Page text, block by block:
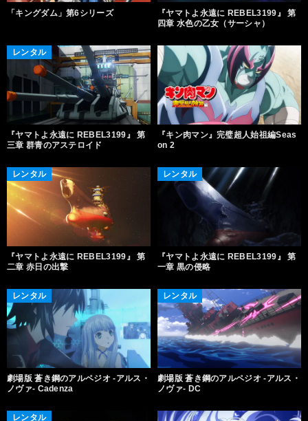
「キングダム」第6シリーズ
『ヤマトよ永遠に REBEL3199』 第
四章 水色の乙女（サーシャ）
レンタル
『ヤマトよ永遠に REBEL3199』 第
三章 群青のアステロイド
『キン肉マン』完璧超人始祖編Seas
on 2
レンタル
『ヤマトよ永遠に REBEL3199』 第
二章 赤日の出撃
レンタル
『ヤマトよ永遠に REBEL3199』 第
一章 黒の侵略
レンタル
劇場版 蒼き鋼のアルペジオ -アルス・
ノヴァ- Cadenza
レンタル
劇場版 蒼き鋼のアルペジオ -アルス・
ノヴァ- DC
レンタル